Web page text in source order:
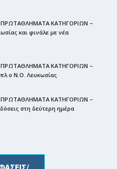
ΚΑΤΗΓΟΡΙΩΝ –
και φινάλε με νέα
ΚΑΤΗΓΟΡΙΩΝ –
ο Ν.Ο. Λευκωσίας
ΚΑΤΗΓΟΡΙΩΝ –
στη δεύτερη ημέρα